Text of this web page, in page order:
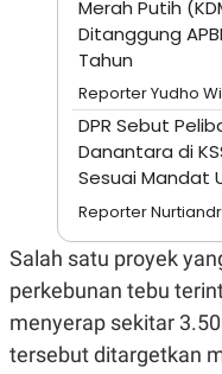
L
E
S
T
R
Merah Putih
Ditanggung
Tahun
Reporter Yudho
DPR Sebut
Danantara di
Sesuai Mandat
Reporter
Salah satu proyek
perkebunan tebu
menyerap sekitar
tersebut ditargetkan